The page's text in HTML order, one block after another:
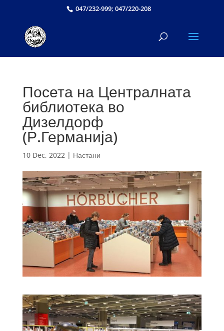
047/232-999; 047/220-208
Посета на Централната
библиотека во
Дизелдорф
(Р.Германија)
10 Dec, 2022| Настани